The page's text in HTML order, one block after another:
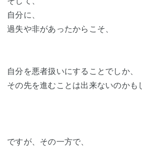
自分に、
過失や非があったからこそ、
自分を悪者扱いにすることでしか、
その先を進むことは出来ないのかも
ですが、その一方で、